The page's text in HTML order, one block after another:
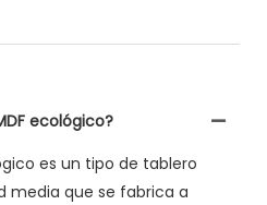
ecológico?
es un tipo de tablero
media que se fabrica a